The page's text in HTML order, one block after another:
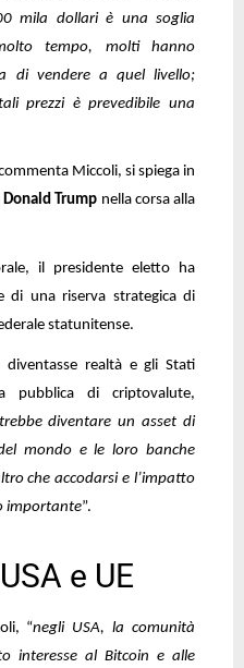
mila dollari è una soglia
tempo, molti hanno
di vendere a quel livello;
prezzi è prevedibile una
Miccoli, si spiega in
Donald Trump nella corsa alla
il presidente eletto ha
di una riserva strategica di
statunitense.
realtà e gli Stati
pubblica di criptovalute,
diventare un asset di
mondo e le loro banche
che accodarsi e l’impatto
importante”.
e UE
“negli USA, la comunità
interesse al Bitcoin e alle